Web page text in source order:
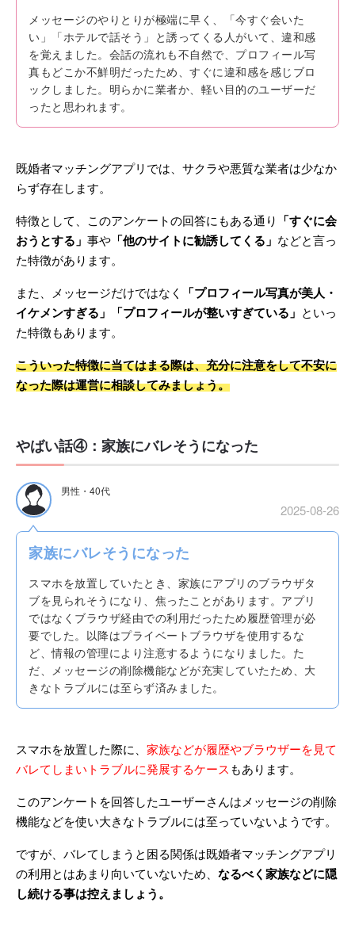
メッセージのやりとりが極端に早く、「今すぐ会いた
い」「ホテルで話そう」と誘ってくる人がいて、違和感
を覚えました。会話の流れも不自然で、プロフィール写
真もどこか不鮮明だったため、すぐに違和感を感じブロ
ックしました。明らかに業者か、軽い目的のユーザーだ
ったと思われます。
既婚者マッチングアプリでは、サクラや悪質な業者は少なか
らず存在します。
特徴として、このアンケートの回答にもある通り
「すぐに会
おうとする」 事や 「他のサイトに勧誘してくる」 などと言っ
た特徴があります。
また、メッセージだけではなく
「プロフィール写真が美人・
イケメンすぎる」「プロフィールが整いすぎている」
といっ
た特徴もあります。
こういった特徴に当てはまる際は、充分に注意をして不安に
なった際は運営に相談してみましょう。
やばい話④：家族にバレそうになった
男性・40代
2025-08-26
家族にバレそうになった
スマホを放置していたとき、家族にアプリのブラウザタ
ブを見られそうになり、焦ったことがあります。アプリ
ではなくブラウザ経由での利用だったため履歴管理が必
要でした。以降はプライベートブラウザを使用するな
ど、情報の管理により注意するようになりました。た
だ、メッセージの削除機能などが充実していたため、大
きなトラブルには至らず済みました。
スマホを放置した際に、 家族などが履歴やブラウザーを見て
バレてしまいトラブルに発展するケース もあります。
このアンケートを回答したユーザーさんはメッセージの削除
機能などを使い大きなトラブルには至っていないようです。
ですが、バレてしまうと困る関係は既婚者マッチングアプリ
の利用とはあまり向いていないため、 なるべく家族などに隠
し続ける事は控えましょう。